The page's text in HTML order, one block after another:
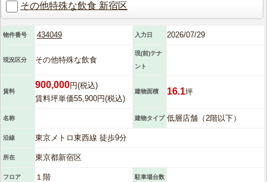
その他特殊な飲食 新宿区
物件番号 434049 入力日 2026/07/29
現況区分 その他特殊な飲食
現(前)テナ
ント
賃料
900,000円(税込)
賃料坪単価55,900円(税込)
建物面積 16.1坪
名称 建物タイプ 低層店舗（2階以下）
沿線 東京メトロ東西線 徒歩9分
所在 東京都新宿区
フロア １階 駐車場台数